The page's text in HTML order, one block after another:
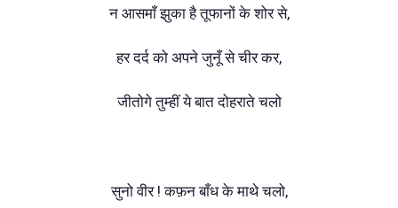
न आसमाँ झुका है तूफानों के शोर से,
हर दर्द को अपने जुनूँ से चीर कर,
जीतोगे तुम्हीं ये बात दोहराते चलो
सुनो वीर ! कफ़न बाँध के माथे चलो,